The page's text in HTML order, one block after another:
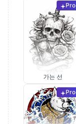
Pro
가는 선
Pro